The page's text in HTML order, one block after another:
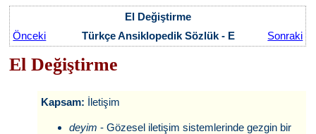
El Değiştirme
Önceki
Türkçe Ansiklopedik Sözlük - E Sonraki
El Değiştirme
Kapsam: İletişim
deyim - Gözesel iletişim sistemlerinde gezgin bir